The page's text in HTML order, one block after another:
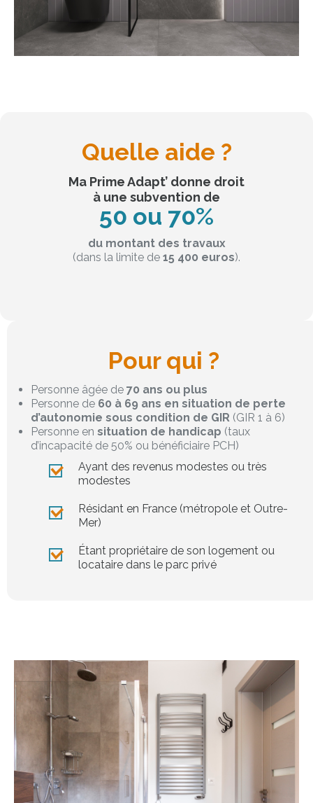
Quelle aide ?
Ma Prime Adapt’ donne droit
à une subvention de
50 ou 70%
du montant des travaux
(dans la limite de 15 400 euros).
Pour qui ?
Personne âgée de 70 ans ou plus
Personne de 60 à 69 ans en situation de perte
d’autonomie sous condition de GIR (GIR 1 à 6)
Personne en situation de handicap (taux
d’incapacité de 50% ou bénéficiaire PCH)
Ayant des revenus modestes ou très
modestes
Résidant en France (métropole et Outre-
Mer)
Étant propriétaire de son logement ou
locataire dans le parc privé